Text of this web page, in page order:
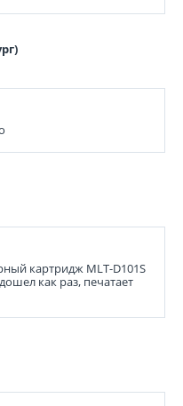
картридж MLT-D101S
как раз, печатает